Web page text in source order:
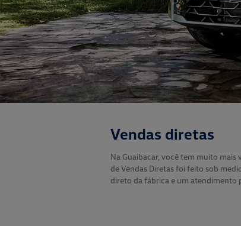
Vendas diretas
Na Guaibacar, você tem muito
de Vendas Diretas foi feito sob
direto da fábrica e um atendimento